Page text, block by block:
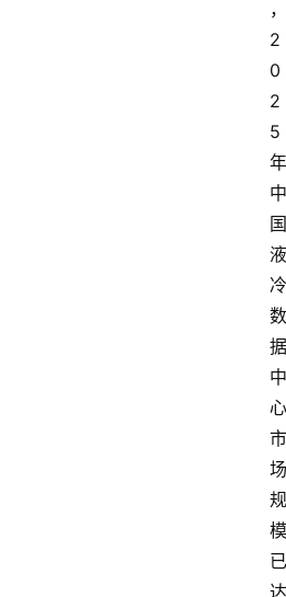
，
2
0
2
5
年
中
国
液
冷
数
据
中
心
市
场
规
模
已
达